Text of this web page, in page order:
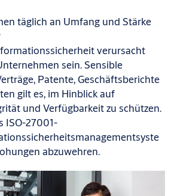
täglich an Umfang und Stärke
verursacht
sein. Sensible
Patente, Geschäftsberichte
gilt es, im Hinblick auf
und Verfügbarkeit zu schützen.
ISO-27001-
abzuwehren.